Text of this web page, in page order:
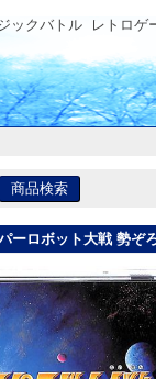
ックバトル レトロゲ
ーロボット大戦 勢ぞ